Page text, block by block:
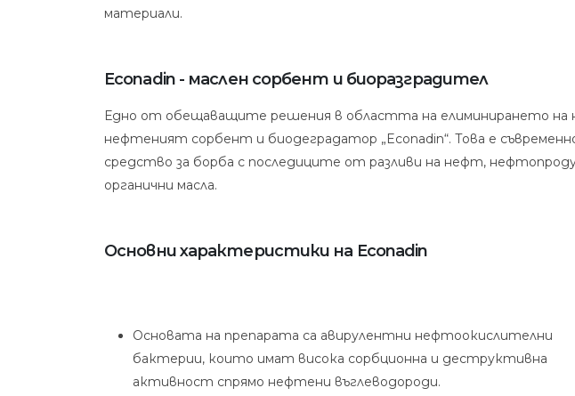
материали.
Econadin - маслен сорбент и биоразградител
Едно от обещаващите решения в областта на елиминирането на
нефтеният сорбент и биодеградатор „Econadin“. Това е
средство за борба с последиците от разливи на нефт,
органични масла.
Основни характеристики на Econadin
Основата на препарата са авирулентни нефтоокислителни
бактерии, които имат висока сорбционна и деструктивна
активност спрямо нефтени въглеводороди.